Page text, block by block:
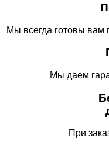
Мы всегда готовы вам
Мы даем
При